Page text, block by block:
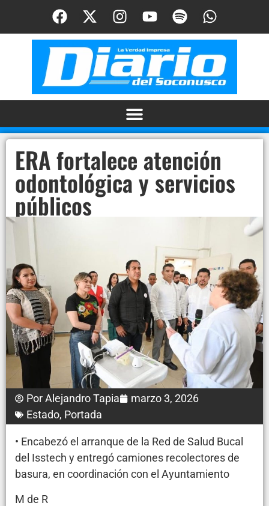
ERA fortalece atención
odontológica y servicios
públicos
PorAlejandro Tapia
marzo 3, 2026
Estado, Portada
• Encabezó el arranque de la Red de Salud Bucal
del Isstech y entregó camiones recolectores de
basura, en coordinación con el Ayuntamiento
M de R